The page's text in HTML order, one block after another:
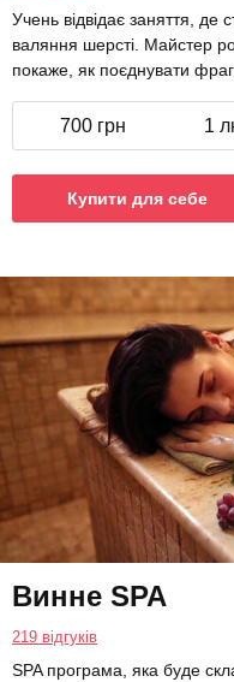
Учень відвідає заняття, де
валяння шерсті. Майстер
покаже, як поєднувати
700 грн 1
Купити для себе
Винне SPA
219 відгуків
SPA програма, яка буде